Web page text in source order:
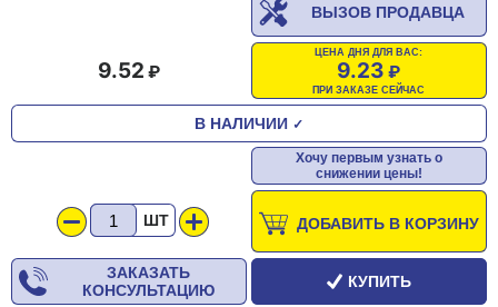
ВЫЗОВ ПРОДАВЦА
ЦЕНА ДНЯ ДЛЯ ВАС:
9.23
ПРИ ЗАКАЗЕ СЕЙЧАС
9.52
В НАЛИЧИИ ✓
Хочу первым узнать о
снижении цены!
ШТ ДОБАВИТЬ В КОРЗИНУ
ЗАКАЗАТЬ
КОНСУЛЬТАЦИЮ
КУПИТЬ